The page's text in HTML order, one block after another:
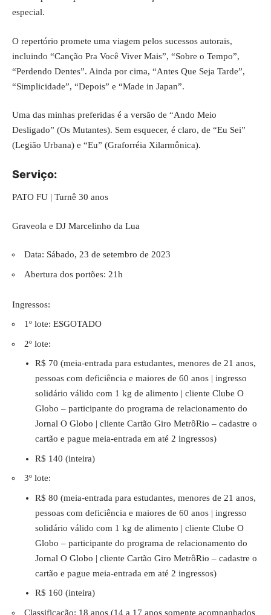
especial.
O repertório promete uma viagem pelos sucessos autorais,
incluindo “Canção Pra Você Viver Mais”, “Sobre o Tempo”,
“Perdendo Dentes”. Ainda por cima, “Antes Que Seja Tarde”,
“Simplicidade”, “Depois” e “Made in Japan”.
Uma das minhas preferidas é a versão de “Ando Meio
Desligado” (Os Mutantes). Sem esquecer, é claro, de “Eu Sei”
(Legião Urbana) e “Eu” (Graforréia Xilarmônica).
Serviço:
PATO FU | Turnê 30 anos
Graveola e DJ Marcelinho da Lua
Data: Sábado, 23 de setembro de 2023
Abertura dos portões: 21h
Ingressos:
1º lote: ESGOTADO
2º lote:
R$ 70 (meia-entrada para estudantes, menores de 21 anos,
pessoas com deficiência e maiores de 60 anos | ingresso
solidário válido com 1 kg de alimento | cliente Clube O
Globo – participante do programa de relacionamento do
Jornal O Globo | cliente Cartão Giro MetrôRio – cadastre o
cartão e pague meia-entrada em até 2 ingressos)
R$ 140 (inteira)
3º lote:
R$ 80 (meia-entrada para estudantes, menores de 21 anos,
pessoas com deficiência e maiores de 60 anos | ingresso
solidário válido com 1 kg de alimento | cliente Clube O
Globo – participante do programa de relacionamento do
Jornal O Globo | cliente Cartão Giro MetrôRio – cadastre o
cartão e pague meia-entrada em até 2 ingressos)
R$ 160 (inteira)
Classificação: 18 anos (14 a 17 anos somente acompanhados